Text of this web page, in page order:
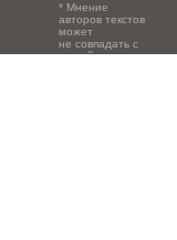
* Мнение
авторов текстов
может
не совпадать с
точкой зрения